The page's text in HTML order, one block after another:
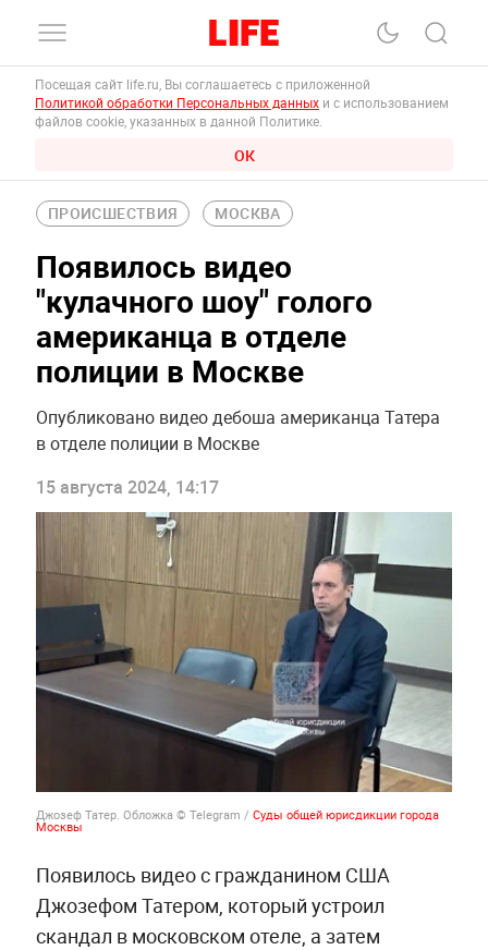
Посещая сайт life.ru, Вы соглашаетесь с приложенной
Политикой обработки Персональных данных и с использованием
файлов cookie, указанных в данной Политике.
ОК
ПРОИСШЕСТВИЯ МОСКВА
Появилось видео
"кулачного шоу" голого
американца в отделе
полиции в Москве
Опубликовано видео дебоша американца Татера
в отделе полиции в Москве
15 августа 2024, 14:17
Джозеф Татер. Обложка © Telegram / Суды общей юрисдикции города
Москвы
Появилось видео с гражданином США
Джозефом Татером, который устроил
скандал в московском отеле, а затем